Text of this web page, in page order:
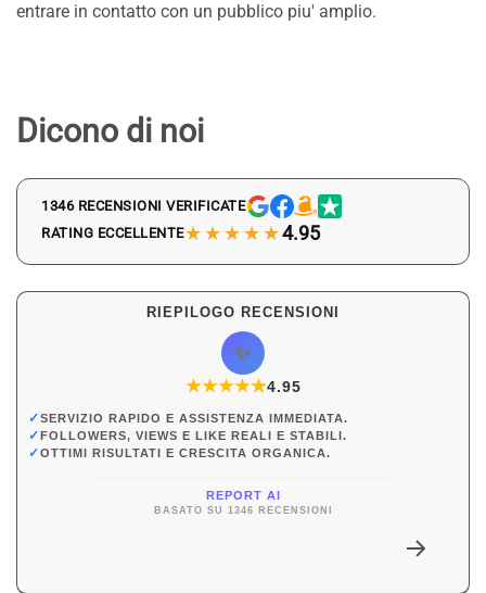
entrare in contatto con un pubblico piu' amplio.
Dicono di noi
1346 RECENSIONI VERIFICATE
RATING ECCELLENTE★★★★★4.95
RIEPILOGO RECENSIONI
✨
★★★★★
★4.95
✓SERVIZIO RAPIDO E ASSISTENZA IMMEDIATA.
✓FOLLOWERS, VIEWS E LIKE REALI E STABILI.
✓OTTIMI RISULTATI E CRESCITA ORGANICA.
REPORT AI
BASATO SU 1346 RECENSIONI